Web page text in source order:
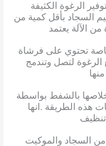
الرغوة الكثيفة
السجاد بأقل كمية من
من الآلة يعتمد
تحتوي على فرشاة
الرغوة لتصل وتندمج
بالشفط بواسطة
هذه الطريقة .انها
تنظيف
السجاد والموكيت